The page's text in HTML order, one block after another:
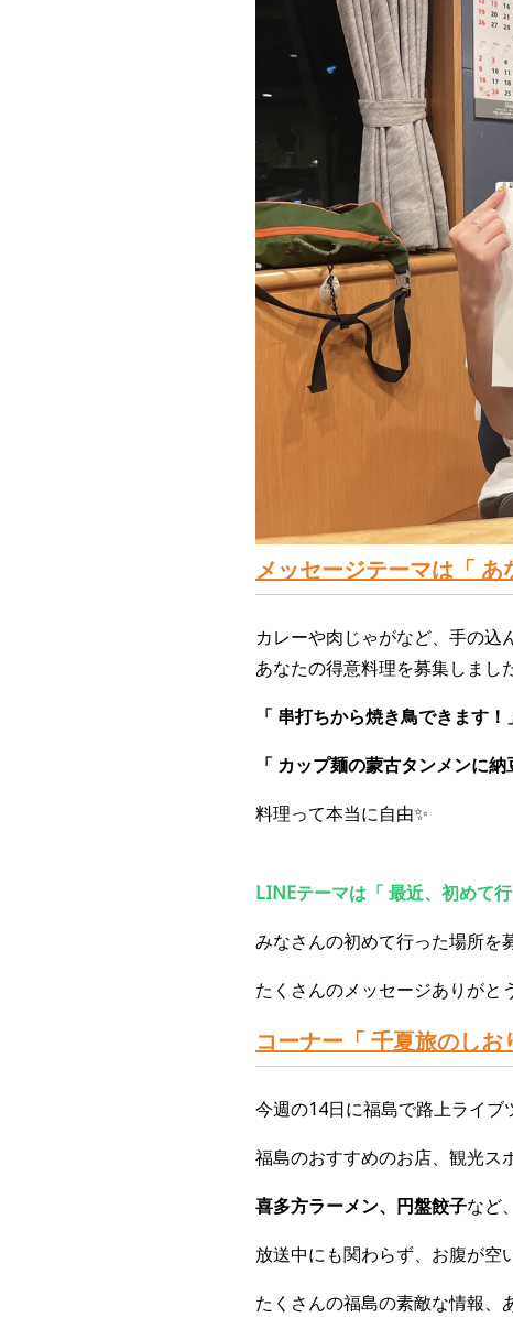
メッセージテーマは「 あ
カレーや肉じゃがなど、手の込
あなたの得意料理を募集しま
「 串打ちから焼き鳥できます！
「 カップ麺の蒙古タンメンに
料理って本当に自由✨
LINEテーマは「 最近、初めて
みなさんの初めて行った場所を
たくさんのメッセージありがと
コーナー「 千夏旅のし
今週の14日に福島で路上ライブ
福島のおすすめのお店、観光ス
喜多方ラーメン、円盤餃子など
放送中にも関わらず、お腹が空
たくさんの福島の素敵な情報、